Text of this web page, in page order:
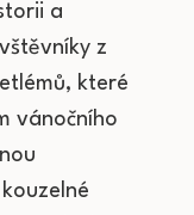
a
z
které
vánočního